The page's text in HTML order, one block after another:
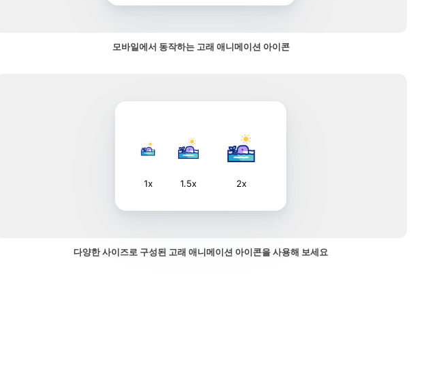
모바일에서 동작하는 고래 애니메이션 아이콘
1x 1.5x 2x
다양한 사이즈로 구성된 고래 애니메이션 아이콘을 사용해 보세요